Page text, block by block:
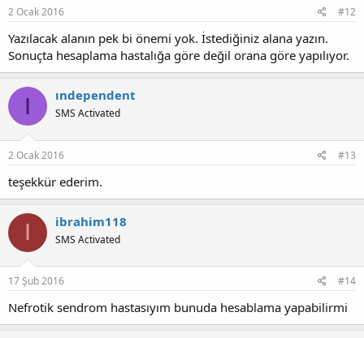
2 Ocak 2016 #12
Yazılacak alanın pek bi önemi yok. İstediğiniz alana yazın.
Sonuçta hesaplama hastalığa göre değil orana göre yapılıyor.
I ındependent
SMS Activated
2 Ocak 2016 #13
teşekkür ederim.
I ibrahim118
SMS Activated
17 Şub 2016 #14
Nefrotik sendrom hastasıyım bunuda hesablama yapabilirmi